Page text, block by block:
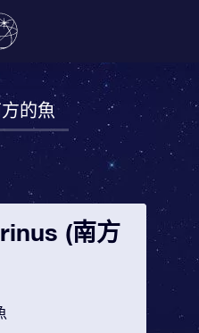
的魚
(南方